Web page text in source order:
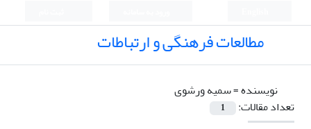
مطالعات فرهنگی و ارتباطات
نویسنده =سمیه ورشوی
تعداد مقالات:
1